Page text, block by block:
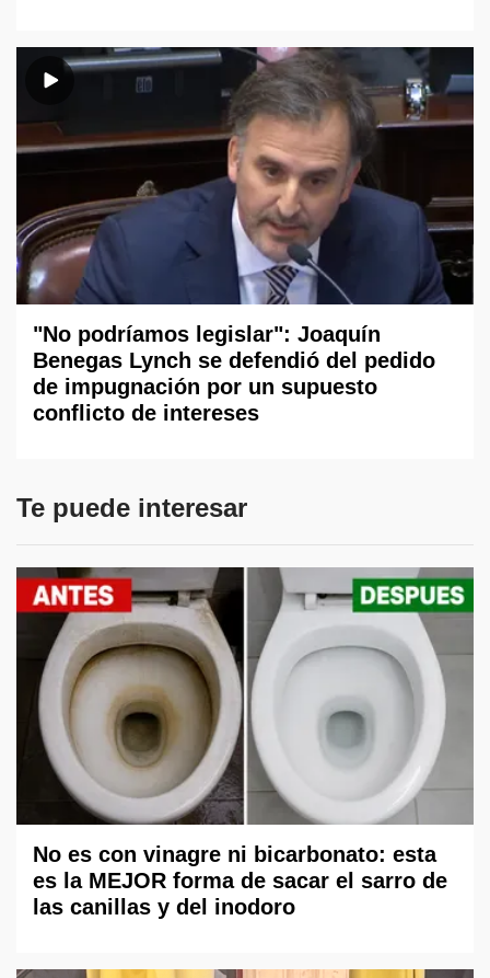
"No podríamos legislar": Joaquín
Benegas Lynch se defendió del pedido
de impugnación por un supuesto
conflicto de intereses
Te puede interesar
No es con vinagre ni bicarbonato: esta
es la MEJOR forma de sacar el sarro de
las canillas y del inodoro